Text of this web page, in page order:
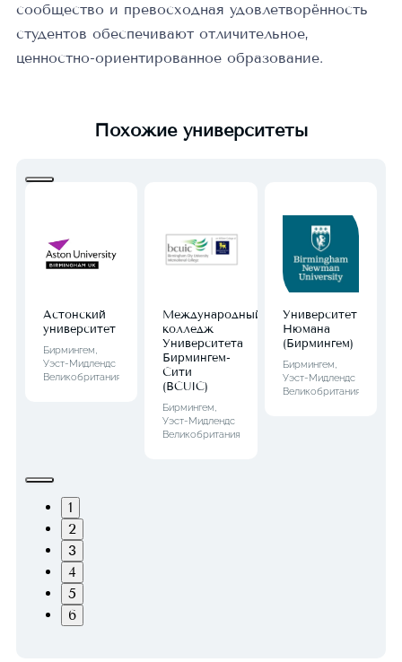
сообщество и превосходная удовлетворённость
студентов обеспечивают отличительное,
ценностно-ориентированное образование.
Похожие университеты
Астонский
университет
Бирмингем,
Уэст-Мидлендс
Великобритания
Международный
колледж
Университета
Бирмингем-
Сити
(BCUIC)
Бирмингем,
Уэст-Мидлендс
Великобритания
Университет
Нюмана
(Бирмингем)
Бирмингем,
Уэст-Мидлендс
Великобритания
1
2
3
4
5
6